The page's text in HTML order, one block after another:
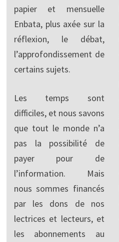
papier et mensuelle
Enbata, plus axée sur la
réflexion, le débat,
l’approfondissement de
certains sujets.
Les temps sont
difficiles, et nous savons
que tout le monde n’a
pas la possibilité de
payer pour de
l’information. Mais
nous sommes financés
par les dons de nos
lectrices et lecteurs, et
les abonnements au